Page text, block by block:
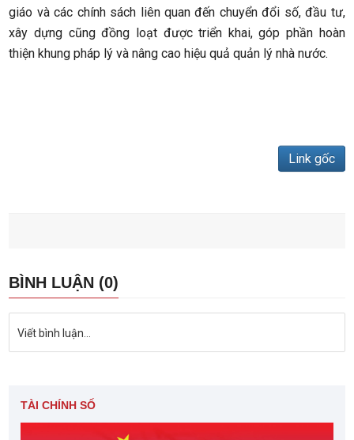
giáo và các chính sách liên quan đến chuyển đổi số, đầu tư,
xây dựng cũng đồng loạt được triển khai, góp phần hoàn
thiện khung pháp lý và nâng cao hiệu quả quản lý nhà nước.
Link gốc
BÌNH LUẬN (0)
Viết bình luận...
TÀI CHÍNH SỐ